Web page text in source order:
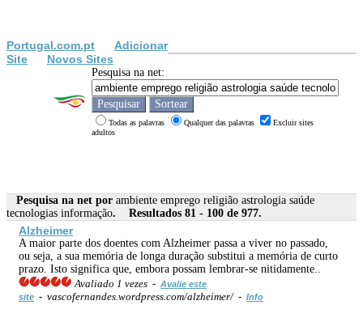
Portugal.com.pt
Adicionar
Site
Novos Sites
Pesquisa na net:
Todas as palavras Qualquer das palavras
Excluir sites
adultos
Pesquisa na net por ambiente emprego religião astrologia saúde
tecnologias informação. Resultados 81 - 100 de 977.
Alzheimer
A maior parte dos doentes com Alzheimer passa a viver no passado,
ou seja, a sua memória de longa duração substitui a memória de curto
prazo. Isto significa que, embora possam lembrar-se nitidamente..
Avaliado 1 vezes - Avalie este
site - vascofernandes.wordpress.com/alzheimer/ - Info